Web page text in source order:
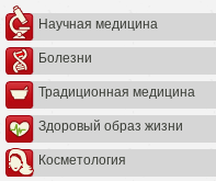
Научная медицина
Болезни
Традиционная медицина
Здоровый образ жизни
Косметология